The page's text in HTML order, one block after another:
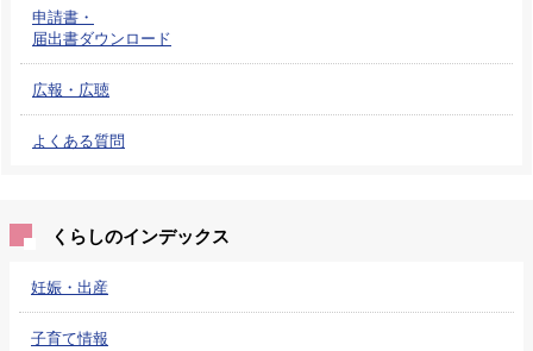
申請書・
届出書ダウンロード
広報・広聴
よくある質問
くらしのインデックス
妊娠・出産
子育て情報